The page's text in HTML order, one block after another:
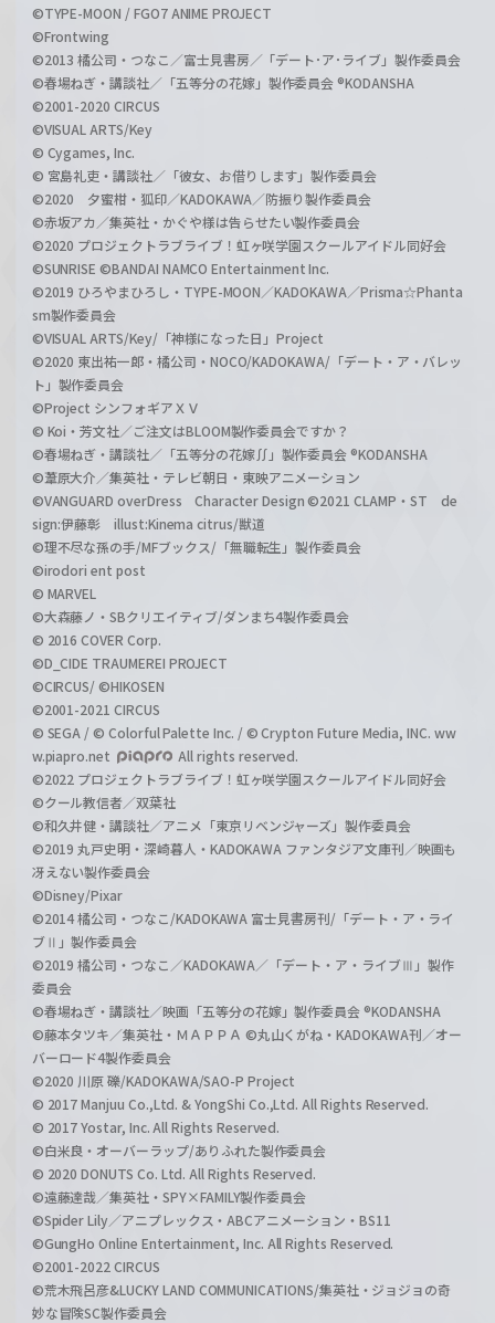
©TYPE-MOON / FGO7 ANIME PROJECT
©Frontwing
©2013 橘公司・つなこ／富士見書房／「デート･ア･ライブ」製作委員会
©春場ねぎ・講談社／「五等分の花嫁」製作委員会 ®KODANSHA
©2001-2020 CIRCUS
©VISUAL ARTS/Key
© Cygames, Inc.
© 宮島礼吏・講談社／「彼女、お借りします」製作委員会
©2020 夕蜜柑・狐印／KADOKAWA／防振り製作委員会
©赤坂アカ／集英社・かぐや様は告らせたい製作委員会
©2020 プロジェクトラブライブ！虹ヶ咲学園スクールアイドル同好会
©SUNRISE ©BANDAI NAMCO Entertainment Inc.
©2019 ひろやまひろし・TYPE-MOON／KADOKAWA／Prisma☆Phanta
sm製作委員会
©VISUAL ARTS/Key/「神様になった日」Project
©2020 東出祐一郎・橘公司・NOCO/KADOKAWA/「デート・ア・バレッ
ト」製作委員会
©Project シンフォギアＸＶ
© Koi・芳文社／ご注文はBLOOM製作委員会ですか？
©春場ねぎ・講談社／「五等分の花嫁∬」製作委員会 ®KODANSHA
©葦原大介／集英社・テレビ朝日・東映アニメーション
©VANGUARD overDress Character Design ©2021 CLAMP・ST de
sign:伊藤彰 illust:Kinema citrus/獣道
©理不尽な孫の手/MFブックス/「無職転生」製作委員会
©irodori ent post
© MARVEL
©大森藤ノ・SBクリエイティブ/ダンまち4製作委員会
© 2016 COVER Corp.
©D_CIDE TRAUMEREI PROJECT
©CIRCUS/ ©HIKOSEN
©2001-2021 CIRCUS
© SEGA / © Colorful Palette Inc. / © Crypton Future Media, INC. ww
w.piapro.net
All rights reserved.
©2022 プロジェクトラブライブ！虹ヶ咲学園スクールアイドル同好会
©クール教信者／双葉社
©和久井健・講談社／アニメ「東京リベンジャーズ」製作委員会
©2019 丸戸史明・深崎暮人・KADOKAWA ファンタジア文庫刊／映画も
冴えない製作委員会
©Disney/Pixar
©2014 橘公司・つなこ/KADOKAWA 富士見書房刊/「デート・ア・ライ
ブⅡ」製作委員会
©2019 橘公司・つなこ／KADOKAWA／「デート・ア・ライブⅢ」製作
委員会
©春場ねぎ・講談社／映画「五等分の花嫁」製作委員会 ®KODANSHA
©藤本タツキ／集英社・ＭＡＰＰＡ ©丸山くがね・KADOKAWA刊／オー
バーロード4製作委員会
©2020 川原 礫/KADOKAWA/SAO-P Project
© 2017 Manjuu Co.,Ltd. & YongShi Co.,Ltd. All Rights Reserved.
© 2017 Yostar, Inc. All Rights Reserved.
©白米良・オーバーラップ/ありふれた製作委員会
© 2020 DONUTS Co. Ltd. All Rights Reserved.
©遠藤達哉／集英社・SPY×FAMILY製作委員会
©Spider Lily／アニプレックス・ABCアニメーション・BS11
©GungHo Online Entertainment, Inc. All Rights Reserved.
©2001-2022 CIRCUS
©荒木飛呂彦&LUCKY LAND COMMUNICATIONS/集英社・ジョジョの奇
妙な冒険SC製作委員会